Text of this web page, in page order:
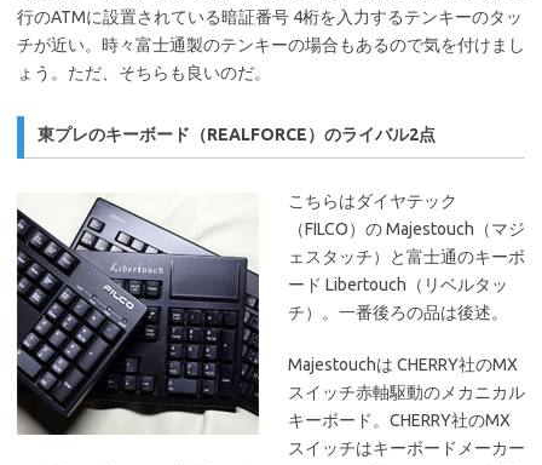
行のATMに設置されている暗証番号 4桁を入力するテンキーのタッ
チが近い。時々富士通製のテンキーの場合もあるので気を付けまし
ょう。ただ、そちらも良いのだ。
東プレのキーボード（REALFORCE）のライバル2点
こちらはダイヤテック
（FILCO）の Majestouch（マジ
ェスタッチ）と富士通のキーボ
ード Libertouch（リベルタッ
チ）。一番後ろの品は後述。
Majestouchは CHERRY社のMX
スイッチ赤軸駆動のメカニカル
キーボード。CHERRY社のMX
スイッチはキーボードメーカー